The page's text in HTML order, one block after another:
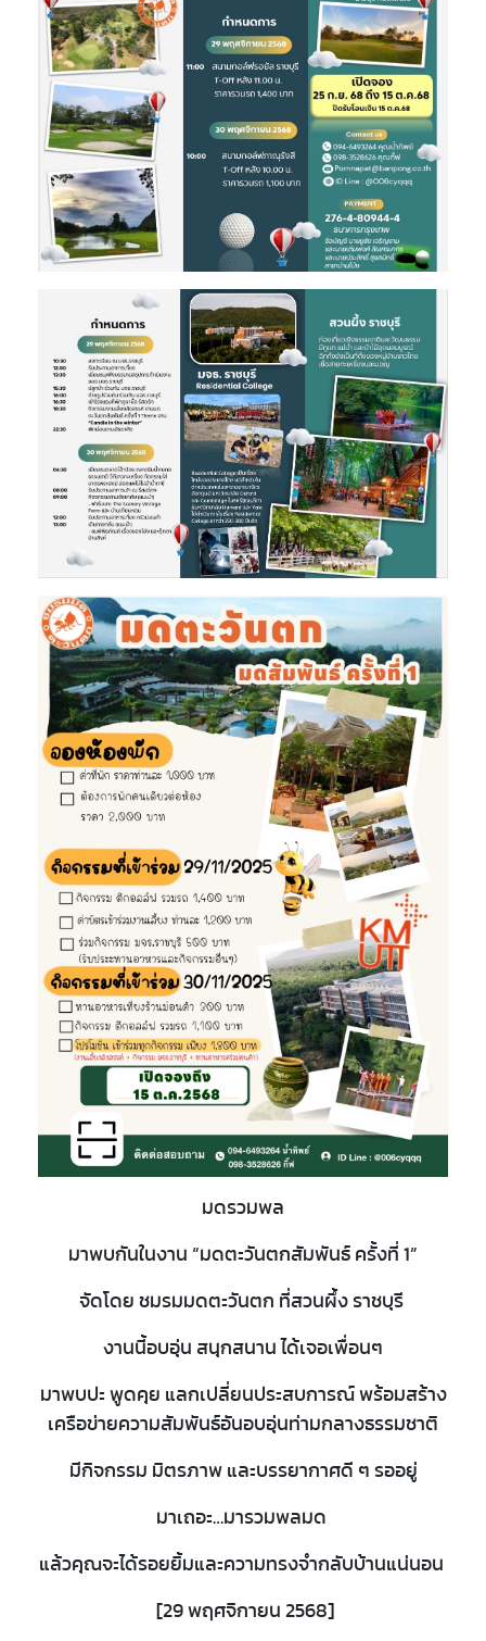
มดรวมพล
มาพบกันในงาน “มดตะวันตกสัมพันธ์ ครั้งที่ 1”
จัดโดย ชมรมมดตะวันตก ที่สวนผึ้ง ราชบุรี
งานนี้อบอุ่น สนุกสนาน ได้เจอเพื่อนๆ
มาพบปะ พูดคุย แลกเปลี่ยนประสบการณ์ พร้อมสร้าง
เครือข่ายความสัมพันธ์อันอบอุ่นท่ามกลางธรรมชาติ
มีกิจกรรม มิตรภาพ และบรรยากาศดี ๆ รออยู่
มาเถอะ…มารวมพลมด
แล้วคุณจะได้รอยยิ้มและความทรงจำกลับบ้านแน่นอน
[29 พฤศจิกายน 2568]